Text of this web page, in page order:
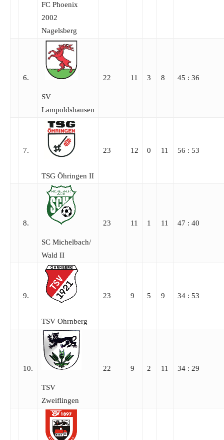
FC Phoenix
2002
Nagelsberg
6.
SV
Lampoldshausen
22 11 3 8 45 : 36
7.
TSG Öhringen II
23 12 0 11 56 : 53
8.
SC Michelbach/​
Wald II
23 11 1 11 47 : 40
9.
TSV Ohrnberg
23 9 5 9 34 : 53
10.
TSV
Zweiflingen
22 9 2 11 34 : 29